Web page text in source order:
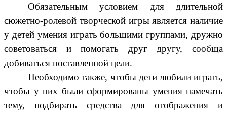
Обязательным условием для длительной
сюжетно-ролевой творческой игры является наличие
у детей умения играть большими группами, дружно
советоваться и помогать друг другу, сообща
добиваться поставленной цели.
Необходимо также, чтобы дети любили играть,
чтобы у них были сформированы умения намечать
тему, подбирать средства для отображения и